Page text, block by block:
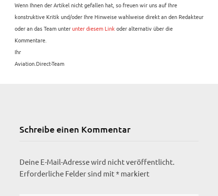
Wenn Ihnen der Artikel nicht gefallen hat, so freuen wir uns auf Ihre
konstruktive Kritik und/oder Ihre Hinweise wahlweise direkt an den Redakteur
oder an das Team unterunter diesem Link oder alternativ über die
Kommentare.
Ihr
Aviation.Direct-Team
Schreibe einen Kommentar
Deine E-Mail-Adresse wird nicht veröffentlicht.
Erforderliche Felder sind mit* markiert